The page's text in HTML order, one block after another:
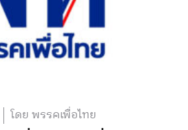
โดย พรรคเพื่อไทย